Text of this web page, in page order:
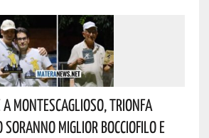
A Montescaglioso, Trionfa
Soranno Miglior Bocciofilo E